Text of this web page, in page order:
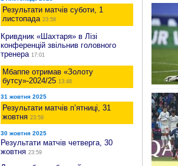
Результати матчів суботи, 1
листопада 23:58
Кривдник «Шахтаря» в Лізі
конференцій звільнив головного
тренера 17:01
Мбаппе отримав «Золоту
бутсу»-2024/25 13:48
31 жовтня 2025
Результати матчів п’ятниці, 31
жовтня 23:59
30 жовтня 2025
Результати матчів четверга, 30
жовтня 23:59